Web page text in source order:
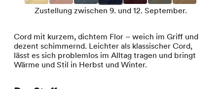
Zustellung zwischen 9. und 12. September.
Cord mit kurzem, dichtem Flor – weich im Griff und
dezent schimmernd. Leichter als klassischer Cord,
lässt es sich problemlos im Alltag tragen und bringt
Wärme und Stil in Herbst und Winter.